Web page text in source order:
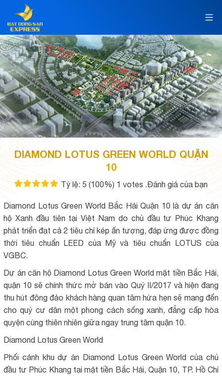
DIAMOND LOTUS GREEN WORLD QUẬN
10
Tỷ lệ: 5 (100%) 1 votes .Đánh giá của bạn
Diamond Lotus Green World Bắc Hải Quận 10 là dự án căn
hộ Xanh đầu tiên tại Việt Nam do chủ đầu tư Phúc Khang
phát triển đạt cả 2 tiêu chí kép ấn tượng, đáp ứng được đồng
thời tiêu chuẩn LEED của Mỹ và tiêu chuẩn LOTUS của
VGBC.
Dự án căn hộ Diamond Lotus Green World mặt tiền Bắc Hải,
quận 10 sẽ chính thức mở bán vào Quý II/2017 và hiện đang
thu hút đông đảo khách hàng quan tâm hứa hẹn sẽ mang đến
cho quý cư dân một phong cách sống xanh, đẳng cấp hòa
quyện cùng thiên nhiên giữa ngay trung tâm quận 10.
Diamond Lotus Green World
Phối cảnh khu dự án Diamond Lotus Green World của chủ
đầu tư Phúc Khang tại mặt tiền Bắc Hải, Quận 10, TP. Hồ Chí